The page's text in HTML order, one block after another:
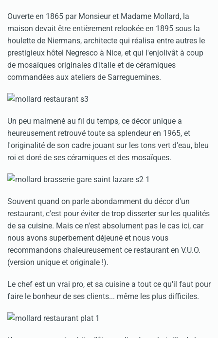
Ouverte en 1865 par Monsieur et Madame Mollard, la
maison devait être entièrement relookée en 1895 sous la
houlette de Niermans, architecte qui réalisa entre autres le
prestigieux hôtel Negresco à Nice, et qui l'enjolivât à coup
de mosaïques originales d'Italie et de céramiques
commandées aux ateliers de Sarreguemines.
Un peu malmené au fil du temps, ce décor unique a
heureusement retrouvé toute sa splendeur en 1965, et
l'originalité de son cadre jouant sur les tons vert d'eau, bleu
roi et doré de ses céramiques et des mosaïques.
Souvent quand on parle abondamment du décor d'un
restaurant, c'est pour éviter de trop disserter sur les qualités
de sa cuisine. Mais ce n'est absolument pas le cas ici, car
nous avons superbement déjeuné et nous vous
recommandons chaleureusement ce restaurant en V.U.O.
(version unique et originale !).
Le chef est un vrai pro, et sa cuisine a tout ce qu'il faut pour
faire le bonheur de ses clients... même les plus difficiles.